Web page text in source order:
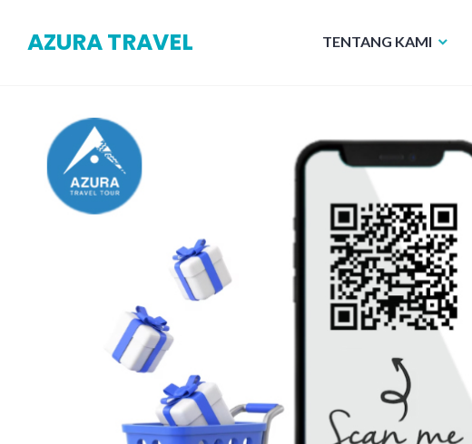
AZURA TRAVEL TENTANG KAMI